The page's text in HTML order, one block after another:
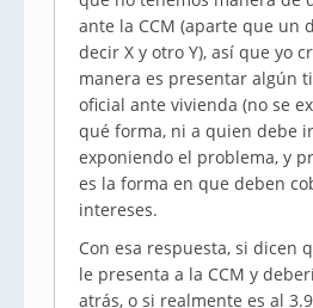
ante la CCM (aparte que un
decir X y otro Y), así que yo
manera es presentar algún
oficial ante vivienda (no se
qué forma, ni a quien debe
exponiendo el problema, y
es la forma en que deben
intereses.
Con esa respuesta, si dicen
le presenta a la CCM y
atrás, o si realmente es al